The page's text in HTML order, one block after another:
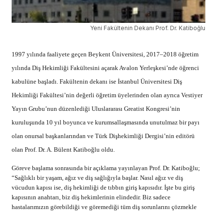
Yeni Fakültenin Dekanı Prof. Dr. Katiboğlu
1997 yılında faaliyete geçen Beykent Üniversitesi, 2017–2018 öğretim
yılında Diş Hekimliği Fakültesini açarak Avalon Yerleşkesi’nde öğrenci
kabulüne başladı. Fakültenin dekanı ise İstanbul Üniversitesi Diş
Hekimliği Fakültesi’nin değerli öğretim üyelerinden olan ayrıca Vestiyer
Yayın Grubu’nun düzenlediği Uluslararası Greatist Kongresi’nin
kuruluşunda 10 yıl boyunca ve kurumsallaşmasında unutulmaz bir payı
olan onursal başkanlarından ve Türk Dişhekimliği Dergisi’nin editörü
olan Prof. Dr. A. Bülent Katiboğlu oldu.
Göreve başlama sonrasında bir açıklama yayınlayan Prof. Dr. Katiboğlu;
“Sağlıklı bir yaşam, ağız ve diş sağlığıyla başlar. Nasıl ağız ve diş
vücudun kapısı ise, diş hekimliği de tıbbın giriş kapısıdır. İşte bu giriş
kapısının anahtarı, biz diş hekimlerinin elindedir. Biz sadece
hastalarımızın görebildiği ve göremediği tüm diş sorunlarını çözmekle